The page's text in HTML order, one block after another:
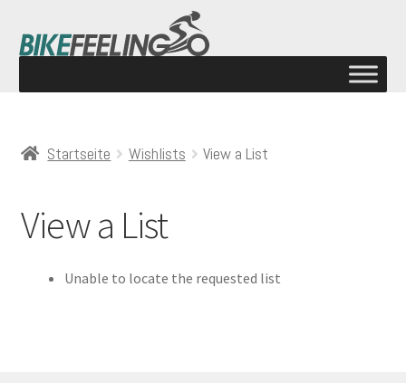
Startseite Wishlists View a List
View a List
Unable to locate the requested list